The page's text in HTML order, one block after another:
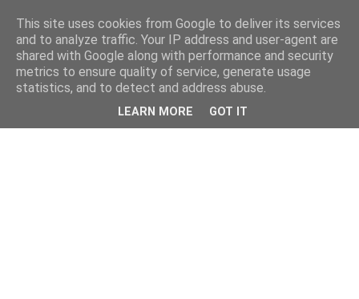
This site uses cookies from Google to deliver its services
and to analyze traffic. Your IP address and user-agent are
shared with Google along with performance and security
metrics to ensure quality of service, generate usage
statistics, and to detect and address abuse.
LEARN MORE GOT IT